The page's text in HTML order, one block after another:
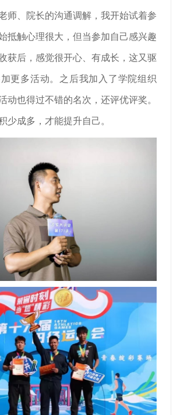
师、院长的沟通调解，我开始试着参
抵触心理很大，但当参加自己感兴趣
获后，感觉很开心、有成长，这又驱
更多活动。之后我加入了学院组织
动也得过不错的名次，还评优评奖。
少成多，才能提升自己。